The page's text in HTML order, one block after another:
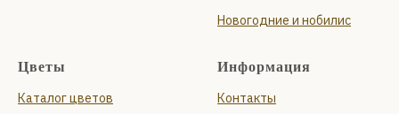
Новогодние и нобилис
Цветы
Каталог цветов
Информация
Контакты